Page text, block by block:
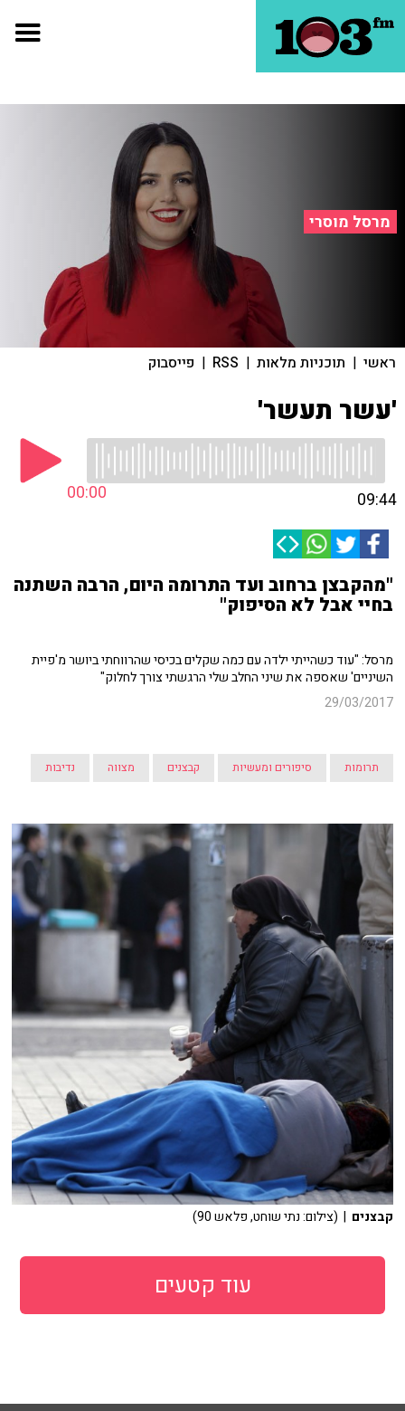
מרסל מוסרי
ראשי | תוכניות מלאות |
RSS
| פייסבוק
'עשר תעשר'
00:00 09:44
"מהקבצן ברחוב ועד התרומה היום, הרבה השתנה
בחיי אבל לא הסיפוק"
מרסל: "עוד כשהייתי ילדה עם כמה שקלים בכיסי שהרווחתי ביושר מ'פיית
השיניים' שאספה את שיני החלב שלי הרגשתי צורך לחלוק"
29/03/2017
תרומות סיפורים ומעשיות קבצנים מצווה נדיבות
קבצנים | (צילום: נתי שוחט, פלאש 90)
עוד קטעים